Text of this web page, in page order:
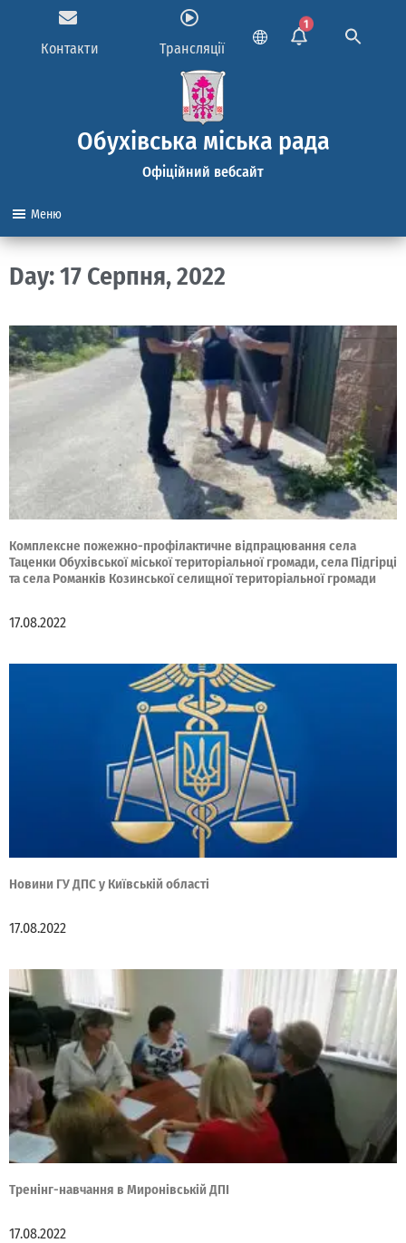
Контакти Трансляції
1
Обухівська міська рада
Офіційний вебсайт
Меню
Day: 17 Серпня, 2022
Комплексне пожежно-профілактичне відпрацювання села
Таценки Обухівської міської територіальної громади, села Підгірці
та села Романків Козинської селищної територіальної громади
17.08.2022
Новини ГУ ДПС у Київській області
17.08.2022
Тренінг-навчання в Миронівській ДПІ
17.08.2022